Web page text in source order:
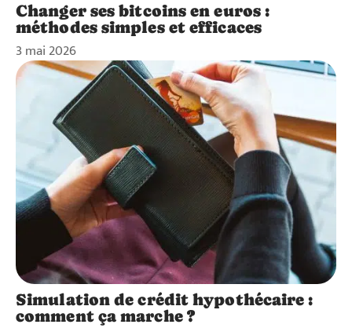
Changer ses bitcoins en euros :
méthodes simples et efficaces
3 mai 2026
Simulation de crédit hypothécaire :
comment ça marche ?